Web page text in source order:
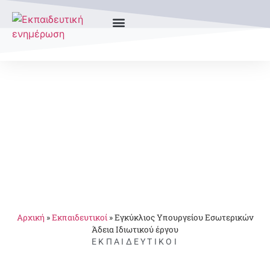
Αρχική »Εκπαιδευτικοί»Εγκύκλιος Υπουργείου Εσωτερικών
Άδεια Ιδιωτικού έργου
ΕΚΠΑΙΔΕΥΤΙΚΟΊ